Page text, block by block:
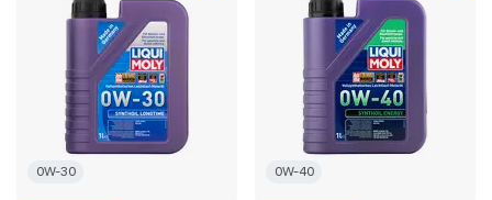
0W-30 0W-40